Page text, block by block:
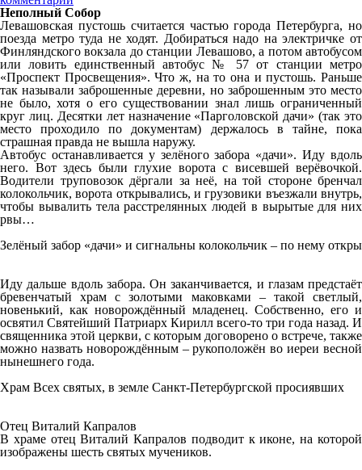
Неполный Собор
Левашовская пустошь считается частью города Петербурга, но
поезда метро туда не ходят. Добираться надо на электричке от
Финляндского вокзала до станции Левашово, а потом автобусом
или ловить единственный автобус № 57 от станции метро
«Проспект Просвещения». Что ж, на то она и пустошь. Раньше
так называли заброшенные деревни, но заброшенным это место
не было, хотя о его существовании знал лишь ограниченный
круг лиц. Десятки лет назначение «Парголовской дачи» (так это
место проходило по документам) держалось в тайне, пока
страшная правда не вышла наружу.
Автобус останавливается у зелёного забора «дачи». Иду вдоль
него. Вот здесь были глухие ворота с висевшей верёвочкой.
Водители труповозок дёргали за неё, на той стороне бренчал
колокольчик, ворота открывались, и грузовики въезжали внутрь,
чтобы вывалить тела расстрелянных людей в вырытые для них
рвы…
Зелёный забор «дачи» и сигнальны колокольчик – по нему
Иду дальше вдоль забора. Он заканчивается, и глазам предстаёт
бревенчатый храм с золотыми маковками – такой светлый,
новенький, как новорождённый младенец. Собственно, его и
освятил Святейший Патриарх Кирилл всего-то три года назад. И
священника этой церкви, с которым договорено о встрече, также
можно назвать новорождённым – рукоположён во иереи весной
нынешнего года.
Храм Всех святых, в земле Санкт-Петербургской просиявших
Отец Виталий Капралов
В храме отец Виталий Капралов подводит к иконе, на которой
изображены шесть святых мучеников.